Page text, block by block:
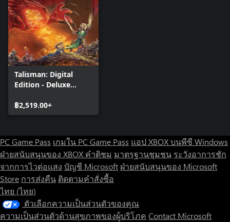
Talisman: Digital
Edition - Deluxe
฿2,519.00+
PC Game Pass เกมใน PC Game Pass แอป XBOX บนพีซี Windows
ฝ่ายสนับสนุนของ XBOX คำติชม มาตรฐานชุมชน ระวังอาการชัก
จากการไวต่อแสง บัญชี Microsoft ฝ่ายสนับสนุนของ Microsoft
Store การส่งคืน ติดตามคำสั่งซื้อ
ไทย (ไทย)
ตัวเลือกความเป็นส่วนตัวของคุณ
ความเป็นส่วนตัวด้านสุขภาพของผู้บริโภค Contact Microsoft